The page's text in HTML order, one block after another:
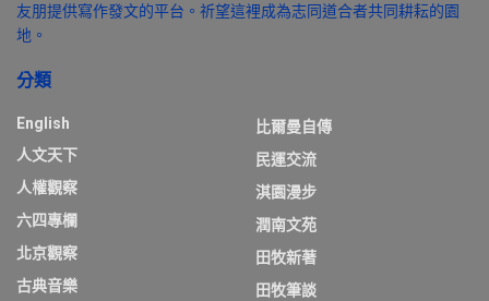
友朋提供寫作發文的平台。祈望這裡成為志同道合者共同耕耘的園
地。
分類
English
人文天下
人權觀察
六四專欄
北京觀察
古典音樂
比爾曼自傳
民運交流
淇園漫步
潤南文苑
田牧新著
田牧筆談